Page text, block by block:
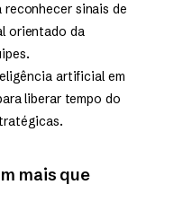
sinais de
orientado da
artificial em
liberar tempo do
mais que